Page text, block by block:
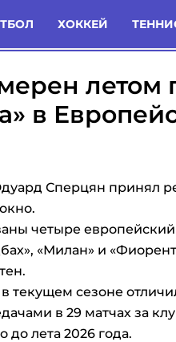
ХОККЕЙ
Статьи Комменты
летом
в
Сперцян принял
четыре
«Милан» и
текущем сезоне
в 29 матчах за
до лета 2026 года.